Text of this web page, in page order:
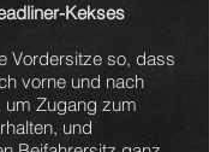
Kekses
Vordersitze so, dass
vorne und nach
Zugang zum
und